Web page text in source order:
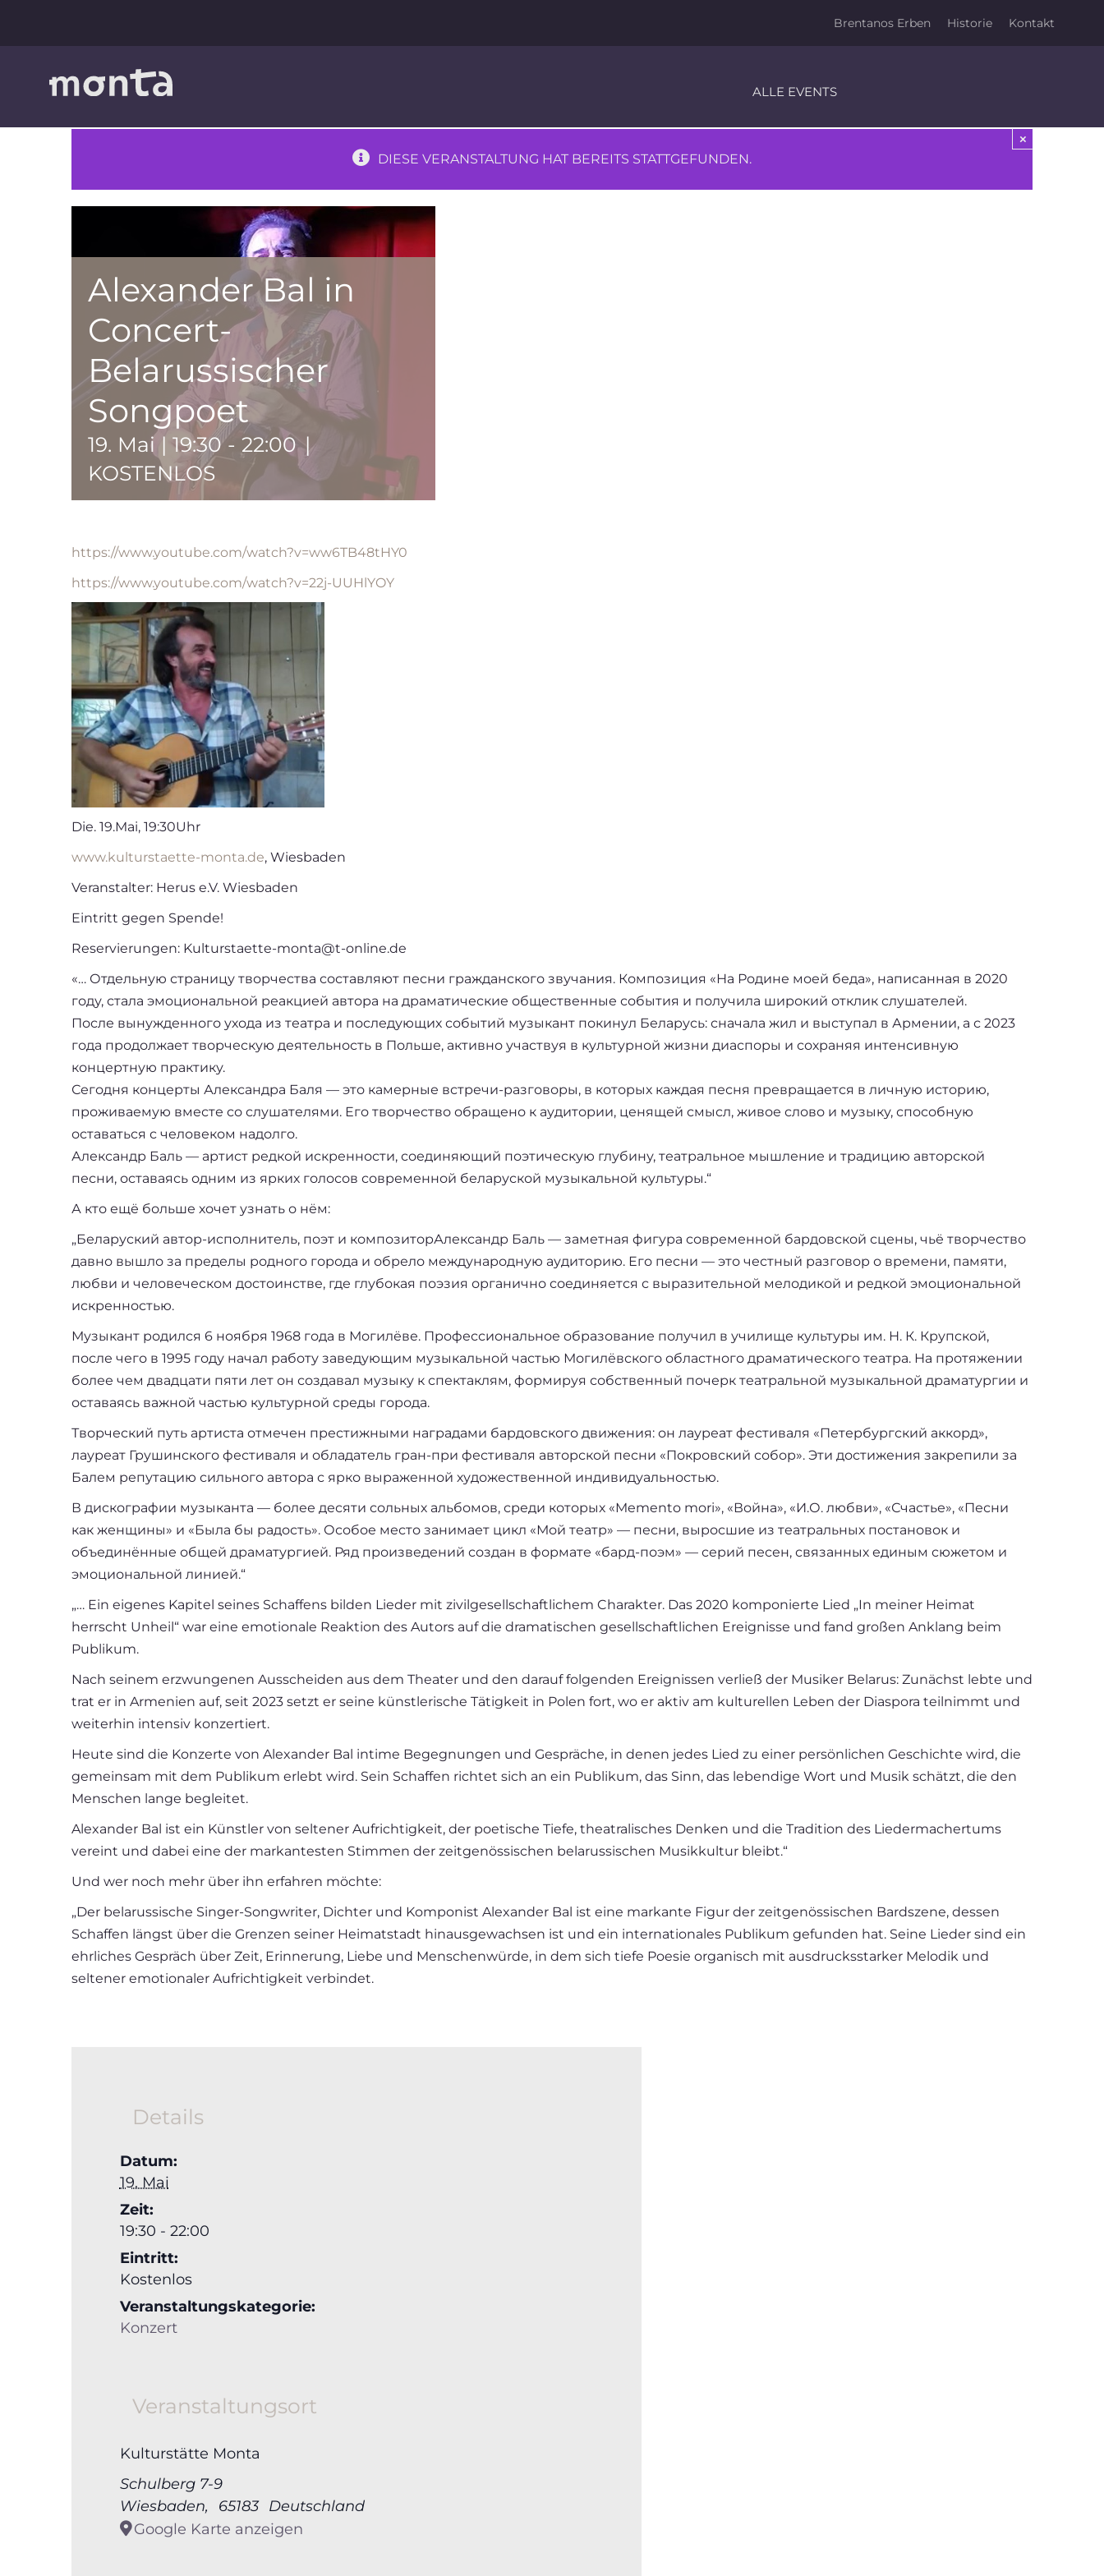
Brentanos Erben Historie Kontakt
ALLE EVENTS
DIESE VERANSTALTUNG HAT BEREITS STATTGEFUNDEN.
×
Alexander Bal in
Concert-
Belarussischer
Songpoet
19. Mai | 19:30- 22:00 |
KOSTENLOS
https://www.youtube.com/watch?v=ww6TB48tHY0
https://www.youtube.com/watch?v=22j-UUHlYOY
Die. 19.Mai, 19:30Uhr
www.kulturstaette-monta.de, Wiesbaden
Veranstalter: Herus e.V. Wiesbaden
Eintritt gegen Spende!
Reservierungen: Kulturstaette-monta@t-online.de
«… Отдельную страницу творчества составляют песни гражданского звучания. Композиция «На Родине моей беда», написанная в 2020
году, стала эмоциональной реакцией автора на драматические общественные события и получила широкий отклик слушателей.
После вынужденного ухода из театра и последующих событий музыкант покинул Беларусь: сначала жил и выступал в Армении, а с 2023
года продолжает творческую деятельность в Польше, активно участвуя в культурной жизни диаспоры и сохраняя интенсивную
концертную практику.
Сегодня концерты Александра Баля — это камерные встречи-разговоры, в которых каждая песня превращается в личную историю,
проживаемую вместе со слушателями. Его творчество обращено к аудитории, ценящей смысл, живое слово и музыку, способную
оставаться с человеком надолго.
Александр Баль — артист редкой искренности, соединяющий поэтическую глубину, театральное мышление и традицию авторской
песни, оставаясь одним из ярких голосов современной беларуской музыкальной культуры.“
А кто ещё больше хочет узнать о нём:
„Беларуский автор-исполнитель, поэт и композиторАлександр Баль — заметная фигура современной бардовской сцены, чьё творчество
давно вышло за пределы родного города и обрело международную аудиторию. Его песни — это честный разговор о времени, памяти,
любви и человеческом достоинстве, где глубокая поэзия органично соединяется с выразительной мелодикой и редкой эмоциональной
искренностью.
Музыкант родился 6 ноября 1968 года в Могилёве. Профессиональное образование получил в училище культуры им. Н. К. Крупской,
после чего в 1995 году начал работу заведующим музыкальной частью Могилёвского областного драматического театра. На протяжении
более чем двадцати пяти лет он создавал музыку к спектаклям, формируя собственный почерк театральной музыкальной драматургии и
оставаясь важной частью культурной среды города.
Творческий путь артиста отмечен престижными наградами бардовского движения: он лауреат фестиваля «Петербургский аккорд»,
лауреат Грушинского фестиваля и обладатель гран-при фестиваля авторской песни «Покровский собор». Эти достижения закрепили за
Балем репутацию сильного автора с ярко выраженной художественной индивидуальностью.
В дискографии музыканта — более десяти сольных альбомов, среди которых «Memento mori», «Война», «И.О. любви», «Счастье», «Песни
как женщины» и «Была бы радость». Особое место занимает цикл «Мой театр» — песни, выросшие из театральных постановок и
объединённые общей драматургией. Ряд произведений создан в формате «бард-поэм» — серий песен, связанных единым сюжетом и
эмоциональной линией.“
„… Ein eigenes Kapitel seines Schaffens bilden Lieder mit zivilgesellschaftlichem Charakter. Das 2020 komponierte Lied „In meiner Heimat
herrscht Unheil“ war eine emotionale Reaktion des Autors auf die dramatischen gesellschaftlichen Ereignisse und fand großen Anklang beim
Publikum.
Nach seinem erzwungenen Ausscheiden aus dem Theater und den darauf folgenden Ereignissen verließ der Musiker Belarus: Zunächst lebte und
trat er in Armenien auf, seit 2023 setzt er seine künstlerische Tätigkeit in Polen fort, wo er aktiv am kulturellen Leben der Diaspora teilnimmt und
weiterhin intensiv konzertiert.
Heute sind die Konzerte von Alexander Bal intime Begegnungen und Gespräche, in denen jedes Lied zu einer persönlichen Geschichte wird, die
gemeinsam mit dem Publikum erlebt wird. Sein Schaffen richtet sich an ein Publikum, das Sinn, das lebendige Wort und Musik schätzt, die den
Menschen lange begleitet.
Alexander Bal ist ein Künstler von seltener Aufrichtigkeit, der poetische Tiefe, theatralisches Denken und die Tradition des Liedermachertums
vereint und dabei eine der markantesten Stimmen der zeitgenössischen belarussischen Musikkultur bleibt.“
Und wer noch mehr über ihn erfahren möchte:
„Der belarussische Singer-Songwriter, Dichter und Komponist Alexander Bal ist eine markante Figur der zeitgenössischen Bardszene, dessen
Schaffen längst über die Grenzen seiner Heimatstadt hinausgewachsen ist und ein internationales Publikum gefunden hat. Seine Lieder sind ein
ehrliches Gespräch über Zeit, Erinnerung, Liebe und Menschenwürde, in dem sich tiefe Poesie organisch mit ausdrucksstarker Melodik und
seltener emotionaler Aufrichtigkeit verbindet.
Details
Datum:
19. Mai
Zeit:
19:30 - 22:00
Eintritt:
Kostenlos
Veranstaltungskategorie:
Konzert
Veranstaltungsort
Kulturstätte Monta
Schulberg 7-9
Wiesbaden, 65183
Deutschland
Google Karte anzeigen